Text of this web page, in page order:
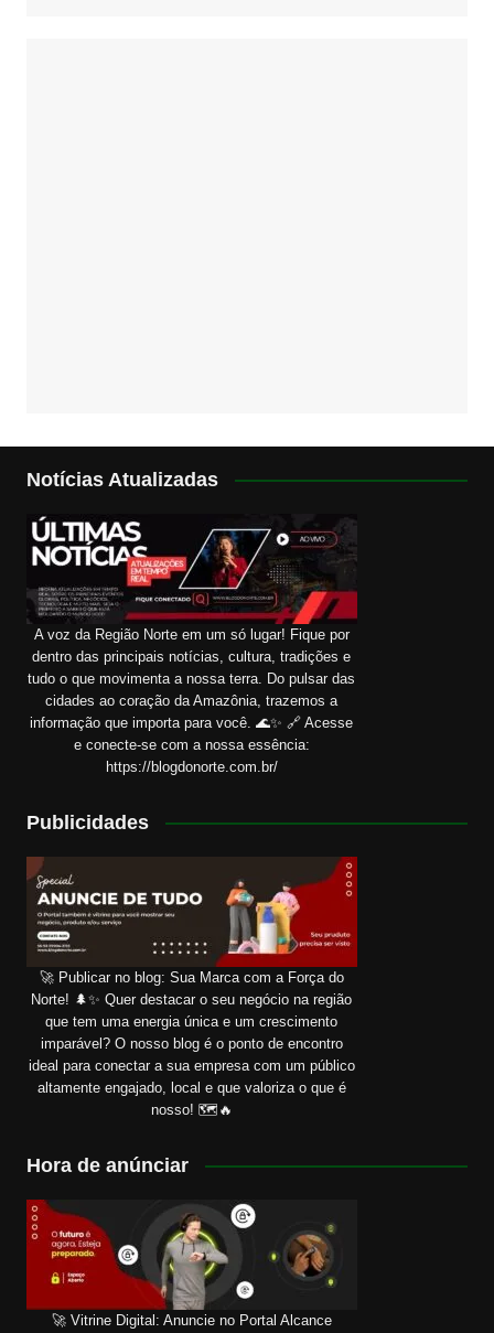
Notícias Atualizadas
A voz da Região Norte em um só lugar! Fique por
dentro das principais notícias, cultura, tradições e
tudo o que movimenta a nossa terra. Do pulsar das
cidades ao coração da Amazônia, trazemos a
informação que importa para você. 🌊✨ 🔗 Acesse
e conecte-se com a nossa essência:
https://blogdonorte.com.br/
Publicidades
🚀 Publicar no blog: Sua Marca com a Força do
Norte! 🌲✨ Quer destacar o seu negócio na região
que tem uma energia única e um crescimento
imparável? O nosso blog é o ponto de encontro
ideal para conectar a sua empresa com um público
altamente engajado, local e que valoriza o que é
nosso! 🗺️🔥
Hora de anúnciar
🚀 Vitrine Digital: Anuncie no Portal Alcance